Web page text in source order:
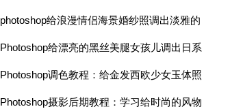
photoshop给浪漫情侣海景婚纱照调出淡雅的
Photoshop给漂亮的黑丝美腿女孩儿调出日系
Photoshop调色教程：给金发西欧少女玉体照
Photoshop摄影后期教程：学习给时尚的风物